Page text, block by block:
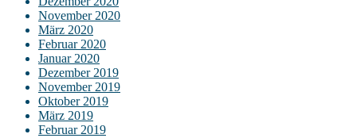
November 2020
März 2020
Februar 2020
Januar 2020
Dezember 2019
November 2019
Oktober 2019
März 2019
Februar 2019